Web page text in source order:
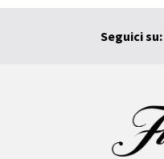
Seguici su: